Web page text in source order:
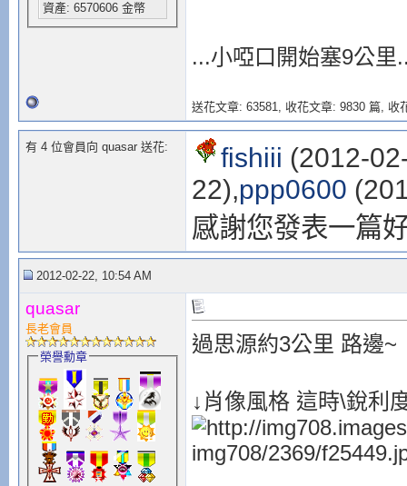
資產: 6570606 金幣
...小啞口開始塞9公里
送花文章: 63581, 收花文章: 9830 篇, 收
有 4 位會員向 quasar 送花: fishiii (2012-
22),ppp0600
感謝您發表一篇
2012-02-22, 10:54 AM
quasar
長老會員
榮譽勳章
過思源約3公里 路邊~
↓肖像風格 這時\銳利